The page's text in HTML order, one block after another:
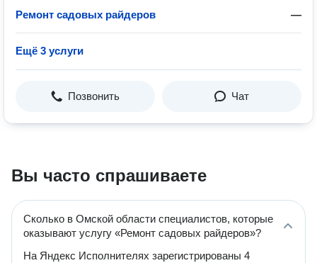
Ремонт садовых райдеров —
Ещё 3 услуги
Позвонить Чат
Вы часто спрашиваете
Сколько в Омской области специалистов, которые
оказывают услугу «Ремонт садовых райдеров»?
На Яндекс Исполнителях зарегистрированы 4